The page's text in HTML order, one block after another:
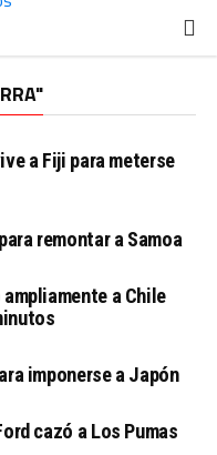
a Fiji para meterse
remontar a Samoa
a Chile
imponerse a Japón
cazó a Los Pumas